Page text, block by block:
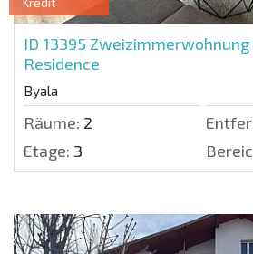
ID 13395 Zweizimmerwohnung
Residence
Byala
Räume: 2
Etage: 3